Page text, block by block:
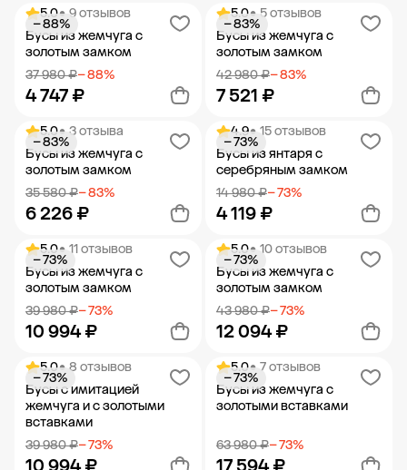
Добавить в корзину Добавить в корзину
5.0• 9 отзывов
Бусы из жемчуга с
золотым замком
37 980 ₽− 88%
4 747 ₽
− 88%
Добавить в корзину
5.0• 5 отзывов
Бусы из жемчуга с
золотым замком
42 980 ₽− 83%
7 521 ₽
− 83%
Добавить в корзину
5.0• 3 отзыва
Бусы из жемчуга с
золотым замком
35 580 ₽− 83%
6 226 ₽
− 83%
Добавить в корзину
4.9• 15 отзывов
Бусы из янтаря с
серебряным замком
14 980 ₽− 73%
4 119 ₽
− 73%
Добавить в корзину
5.0• 11 отзывов
Бусы из жемчуга с
золотым замком
39 980 ₽− 73%
10 994 ₽
− 73%
Добавить в корзину
5.0• 10 отзывов
Бусы из жемчуга с
золотым замком
43 980 ₽− 73%
12 094 ₽
− 73%
Добавить в корзину
5.0• 8 отзывов
Бусы с имитацией
жемчуга и с золотыми
вставками
39 980 ₽− 73%
10 994 ₽
− 73%
5.0• 7 отзывов
Бусы из жемчуга с
золотыми вставками
63 980 ₽− 73%
17 594 ₽
− 73%